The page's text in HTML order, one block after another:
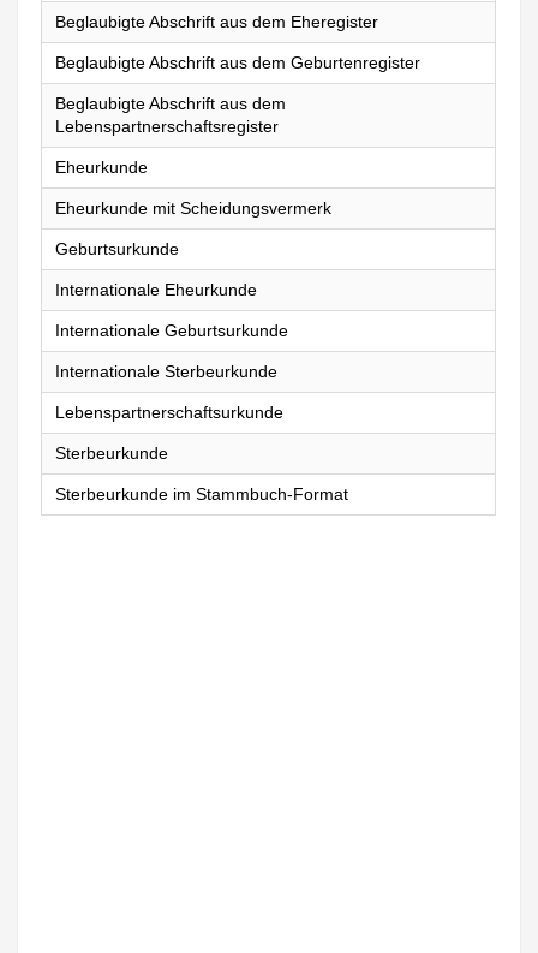
Beglaubigte Abschrift aus dem Eheregister
Beglaubigte Abschrift aus dem Geburtenregister
Beglaubigte Abschrift aus dem
Lebenspartnerschaftsregister
Eheurkunde
Eheurkunde mit Scheidungsvermerk
Geburtsurkunde
Internationale Eheurkunde
Internationale Geburtsurkunde
Internationale Sterbeurkunde
Lebenspartnerschaftsurkunde
Sterbeurkunde
Sterbeurkunde im Stammbuch-Format